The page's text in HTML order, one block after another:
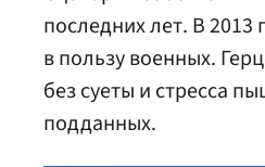
последних лет. В 2013
в пользу военных.
без суеты и стресса
подданных.